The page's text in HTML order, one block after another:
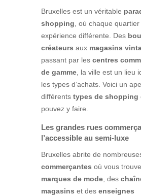
Bruxelles est un véritable
shopping , où chaque
expérience différente. Des
créateurs aux magasins
passant par les centres
de gamme, la ville est un lieu
les types d’achats. Voici un
différents types de shopping
pouvez y faire.
Les grandes rues
l’accessible au semi-luxe
Bruxelles abrite de
commerçantes où vous
marques de mode, des
magasins et des enseignes